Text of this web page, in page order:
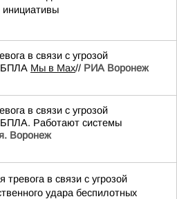
инициативы
в связи с угрозой
БПЛА Мы в Мах// РИА Воронеж
в связи с угрозой
БПЛА. Работают системы
Воронеж
тревога в связи с угрозой
удара беспилотных